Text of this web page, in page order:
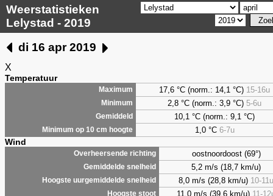
Weerstatistieken
Lelystad - 2019
di 16 apr 2019
X
Temperatuur
Maximum 17,6 °C (norm.: 14,1 °C) 15-16u
Minimum 2,8 °C (norm.: 3,9 °C) 5-6u
Gemiddeld 10,1 °C (norm.: 9,1 °C)
Minimum op 10 cm hoogte 1,0°C 6-7u
Wind
Overheersende richting oostnoordoost (69°)
Gemiddelde snelheid 5,2 m/s (18,7 km/u)
Hoogste uurgemiddelde snelheid 8,0 m/s (28,8 km/u) 10-11u
Hoogste stoot 11,0 m/s (39,6 km/u) 11-